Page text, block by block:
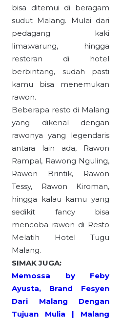
bisa ditemui di beragam
sudut Malang. Mulai dari
pedagang kaki
lima,warung, hingga
restoran di hotel
berbintang, sudah pasti
kamu bisa menemukan
rawon.
Beberapa resto di Malang
yang dikenal dengan
rawonya yang legendaris
antara lain ada, Rawon
Rampal, Rawong Nguling,
Rawon Brintik, Rawon
Tessy, Rawon Kiroman,
hingga kalau kamu yang
sedikit fancy bisa
mencoba rawon di Resto
Melatih Hotel Tugu
Malang.
SIMAK JUGA:
Memossa by Feby
Ayusta, Brand Fesyen
Dari Malang Dengan
Tujuan Mulia | Malang